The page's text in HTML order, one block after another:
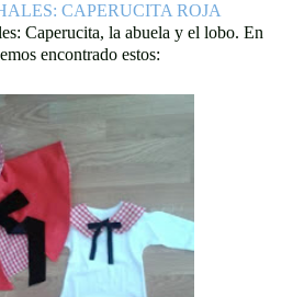
CAPERUCITA ROJA
Caperucita, la abuela y el lobo. En
encontrado estos: